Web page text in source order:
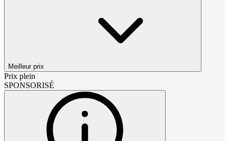
Meilleur prix
Prix plein
SPONSORISÉ